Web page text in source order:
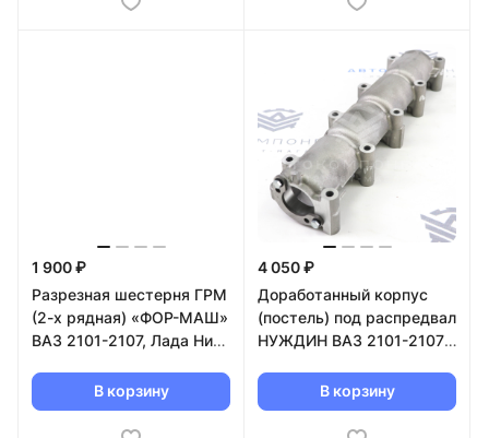
1 900 ₽
Разрезная шестерня ГРМ
(2-х рядная) «ФОР-МАШ»
ВАЗ 2101-2107, Лада Нива
В корзину
4 050 ₽
Доработанный корпус
(постель) под распредвал
НУЖДИН ВАЗ 2101-2107,
В корзину